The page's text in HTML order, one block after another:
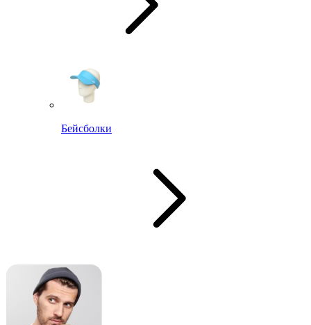
Бейсболки